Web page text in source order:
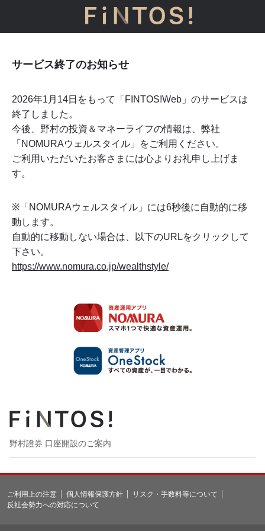
サービス終了のお知らせ
2026年1月14日をもって「FINTOS!Web」のサービスは
終了しました。
今後、野村の投資＆マネーライフの情報は、弊社
「NOMURAウェルスタイル」をご利用ください。
ご利用いただいたお客さまには心よりお礼申し上げま
す。
※「NOMURAウェルスタイル」には6秒後に自動的に移
動します。
自動的に移動しない場合は、以下のURLをクリックして
下さい。
https://www.nomura.co.jp/wealthstyle/
野村證券 口座開設のご案内
ご利用上の注意 個人情報保護方針
リスク・手数料等について
反社会勢力への対応について